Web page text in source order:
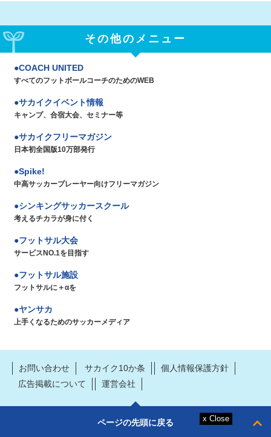
その他のメニュー
COACH UNITED
すべてのフットボールコーチのためのWEB
サカイクイベント情報
キャンプ、合宿大会、セミナー等
サカイクフリーマガジン
日本初全国版10万部発行
Spike!
中高サッカープレーヤー向けフリーマガジン
シンキングサッカースクール
考えるチカラが身に付く
フットサル大会
サービスNO.1を目指す
フットサル施設
フットサルに＋αを
ヤンサカ
上手くなるためのサッカーメディア
お問い合わせ サカイク10か条
個人情報保護方針
広告掲載について
運営会社
ページの先頭に戻る